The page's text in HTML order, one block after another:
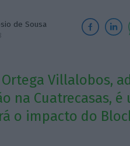
de Sousa
Villalobos,
na Cuatrecasas,
o impacto do